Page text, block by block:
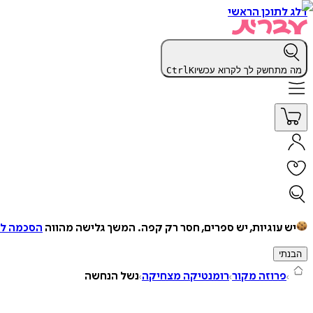
דלג לתוכן הראשי
מה מתחשק לך לקרוא עכשיו CtrlK
יש עוגיות, יש ספרים, חסר רק קפה. המשך גלישה מהווה הסכמה
הבנתי
פרוזה מקור רומנטיקה מצחיקה נשל הנחשה